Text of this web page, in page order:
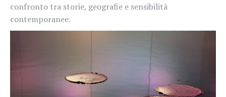
confronto tra storie, geografie e sensibilità
contemporanee.